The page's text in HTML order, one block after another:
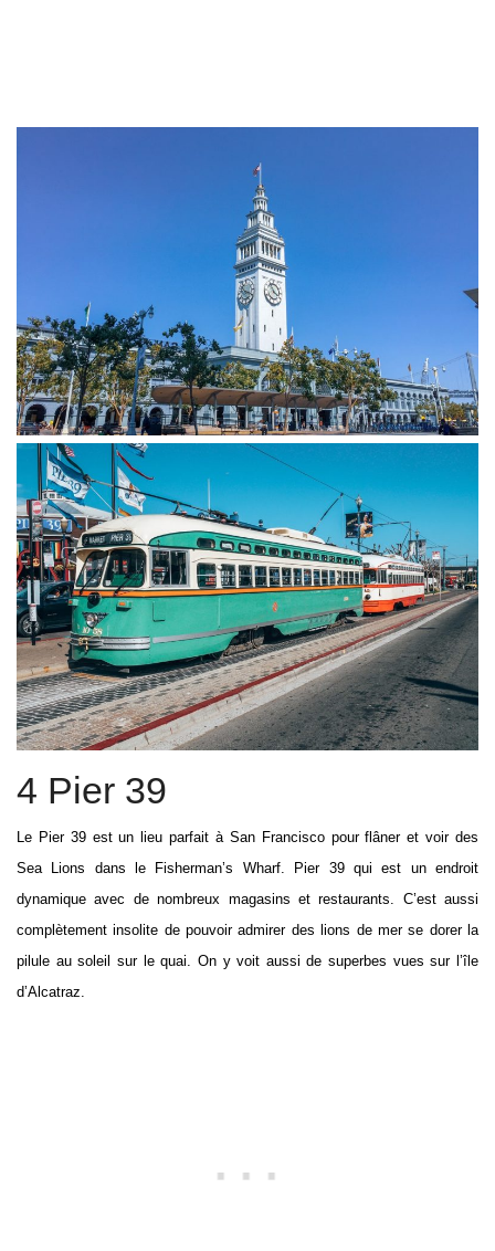
4 Pier 39
Le Pier 39 est un lieu parfait à San Francisco pour flâner et voir des
Sea Lions dans le Fisherman’s Wharf. Pier 39 qui est un endroit
dynamique avec de nombreux magasins et restaurants. C’est aussi
complètement insolite de pouvoir admirer des lions de mer se dorer la
pilule au soleil sur le quai. On y voit aussi de superbes vues sur l’île
d’Alcatraz.